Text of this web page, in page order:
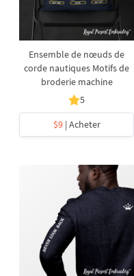
Ensemble de nœuds de
corde nautiques Motifs de
broderie machine
5
$9| Acheter